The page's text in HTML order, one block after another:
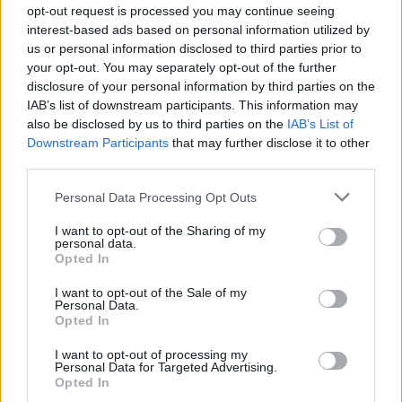
opt-out request is processed you may continue seeing
interest-based ads based on personal information utilized by
us or personal information disclosed to third parties prior to
your opt-out. You may separately opt-out of the further
disclosure of your personal information by third parties on the
IAB’s list of downstream participants. This information may
also be disclosed by us to third parties on the IAB’s List of
Downstream Participants that may further disclose it to other
Personal Data Processing Opt Outs
I want to opt-out of the Sharing of my
personal data.
Opted In
I want to opt-out of the Sale of my
Personal Data.
Opted In
I want to opt-out of processing my
Personal Data for Targeted Advertising.
Opted In
“Animal Alert” per Petpace: ci sono molti terremoti in
Perù, i cani possono percepirli in anticipo. A Lima,
abbiamo dotato 137 cani di collari che ci forniscono
dati: se un certo numero di cani si alza
contemporaneamente, le persone nella zona vengono
allertate in tempo reale tramite pubblicità digital out-
of-home e radio».
per il Gruppo Mediaplus?
«Siamo incredibilmente felici. Abbiamo vinto 5 Media
Lions, di cui tre solo per la nostra citata campagna per
abbiamo avuto successo anche nelle categorie
creative. Siamo così orgogliosi di tutti coloro che sono
conferma che il nostro impegno nei confronti dei
creative media è assolutamente giusto».